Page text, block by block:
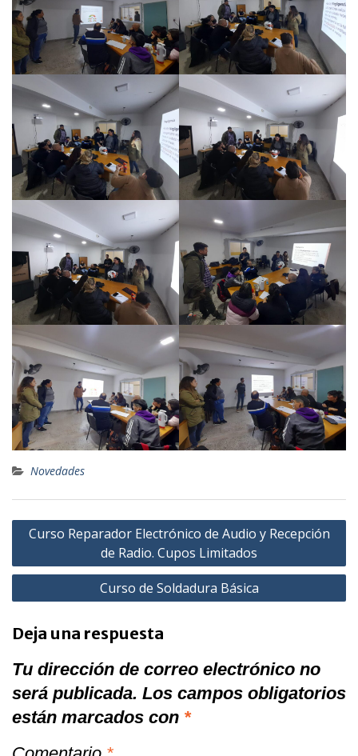
Novedades
Navegación
entradas
Curso Reparador Electrónico de Audio y Recepción
de Radio. Cupos Limitados
Curso de Soldadura Básica
Deja una respuesta
Tu dirección de correo electrónico no
será publicada. Los campos obligatorios
están marcados con *